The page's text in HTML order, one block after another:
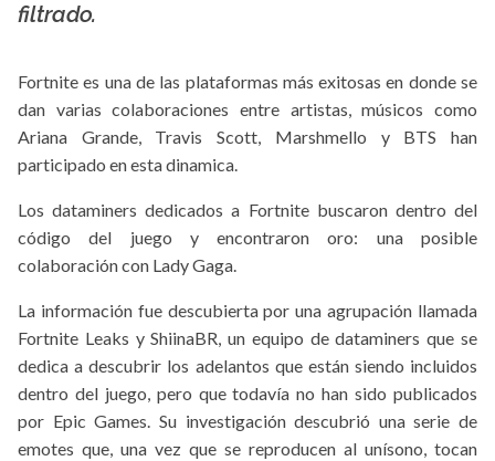
filtrado.
Fortnite es una de las plataformas más exitosas en donde se
dan varias colaboraciones entre artistas, músicos como
Ariana Grande, Travis Scott, Marshmello y BTS han
participado en esta dinamica.
Los dataminers dedicados a Fortnite buscaron dentro del
código del juego y encontraron oro: una posible
colaboración con Lady Gaga.
La información fue descubierta por una agrupación llamada
Fortnite Leaks y ShiinaBR, un equipo de dataminers que se
dedica a descubrir los adelantos que están siendo incluidos
dentro del juego, pero que todavía no han sido publicados
por Epic Games. Su investigación descubrió una serie de
emotes que, una vez que se reproducen al unísono, tocan